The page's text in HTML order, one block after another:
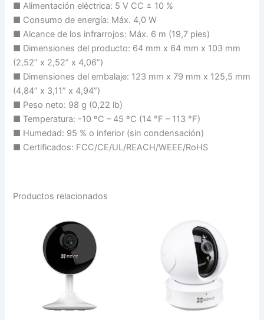
■ Alimentación eléctrica: 5 V CC ± 10 %
■ Consumo de energía: Máx. 4,0 W
■ Alcance de los infrarrojos: Máx. 6 m (19,7 pies)
■ Dimensiones del producto: 64 mm x 64 mm x 103 mm
(2,52” x 2,52” x 4,06”)
■ Dimensiones del embalaje: 123 mm x 79 mm x 125,5 mm
(4,84” x 3,11” x 4,94”)
■ Peso neto: 98 g (0,22 lb)
■ Temperatura: -10 ºC – 45 ºC (14 °F – 113 °F)
■ Humedad: 95 % o inferior (sin condensación)
■ Certificados: FCC/CE/UL/REACH/WEEE/RoHS
Productos relacionados